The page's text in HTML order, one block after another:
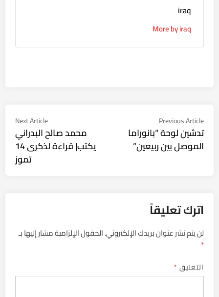
iraq
More by iraq
تصفّح
المقالات
Previous Article
article:
تدشين لوحة “بانوراما
الموصل بين ربيعين”
Next Article
Next
محمد صالح البدراني
يكتب| قراءة لذكرى 14
تموز
اترك تعليقاً
لن يتم نشر عنوان بريدك الإلكتروني.الحقول الإلزامية مشار إليها بـ
*
التعليق*